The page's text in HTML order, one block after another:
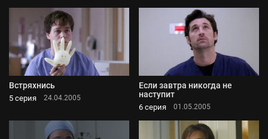
Встряхнись
5 серия 24.04.2005
Если завтра никогда не
наступит
6 серия 01.05.2005